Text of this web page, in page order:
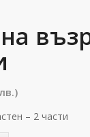
– 2 части